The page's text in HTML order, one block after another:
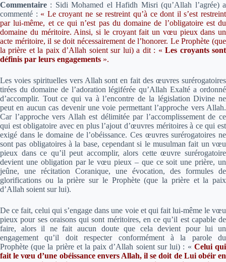
Commentaire : Sidi Mohamed el Hafidh Misri (qu’Allah l’agrée) a
commenté : « Le croyant ne se restreint qu’à ce dont il s’est restreint
par lui-même, et ce qui n’est pas du domaine de l’obligatoire est du
domaine du méritoire. Ainsi, si le croyant fait un vœu pieux dans un
acte méritoire, il se doit nécessairement de l’honorer. Le Prophète (que
la prière et la paix d’Allah soient sur lui) a dit : «Les croyants sont
définis par leurs engagements ».
Les voies spirituelles vers Allah sont en fait des œuvres surérogatoires
tirées du domaine de l’adoration légiférée qu’Allah Exalté a ordonné
d’accomplir. Tout ce qui va à l’encontre de la législation Divine ne
peut en aucun cas devenir une voie permettant l’approche vers Allah.
Car l’approche vers Allah est délimitée par l’accomplissement de ce
qui est obligatoire avec en plus l’ajout d’œuvres méritoires à ce qui est
exigé dans le domaine de l’obéissance. Ces œuvres surérogatoires ne
sont pas obligatoires à la base, cependant si le musulman fait un vœu
pieux dans ce qu’il peut accomplir, alors cette œuvre surérogatoire
devient une obligation par le vœu pieux – que ce soit une prière, un
jeûne, une récitation Coranique, une évocation, des formules de
glorifications ou la prière sur le Prophète (que la prière et la paix
d’Allah soient sur lui).
De ce fait, celui qui s’engage dans une voie et qui fait lui-même le vœu
pieux pour ses oraisons qui sont méritoires, en ce qu’il est capable de
faire, alors il ne fait aucun doute que cela devient pour lui un
engagement qu’il doit respecter conformément à la parole du
Prophète (que la prière et la paix d’Allah soient sur lui) : « Celui qui
fait le vœu d’une obéissance envers Allah, il se doit de Lui obéir en